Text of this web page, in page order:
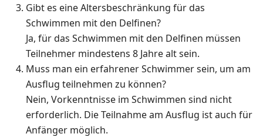
Gibt es eine Altersbeschränkung für das
Schwimmen mit den Delfinen?
Ja, für das Schwimmen mit den Delfinen müssen
Teilnehmer mindestens 8 Jahre alt sein.
Muss man ein erfahrener Schwimmer sein, um am
Ausflug teilnehmen zu können?
Nein, Vorkenntnisse im Schwimmen sind nicht
erforderlich. Die Teilnahme am Ausflug ist auch für
Anfänger möglich.